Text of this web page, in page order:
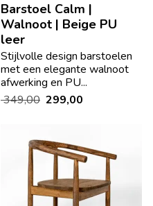
Barstoel Calm |
Walnoot | Beige PU
leer
Stijlvolle design barstoelen
met een elegante walnoot
afwerking en PU...
349,00 299,00